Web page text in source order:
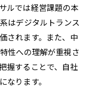
ルでは経営課題の本
はデジタルトランス
されます。また、中
性への理解が重視さ
握することで、自社
なります。